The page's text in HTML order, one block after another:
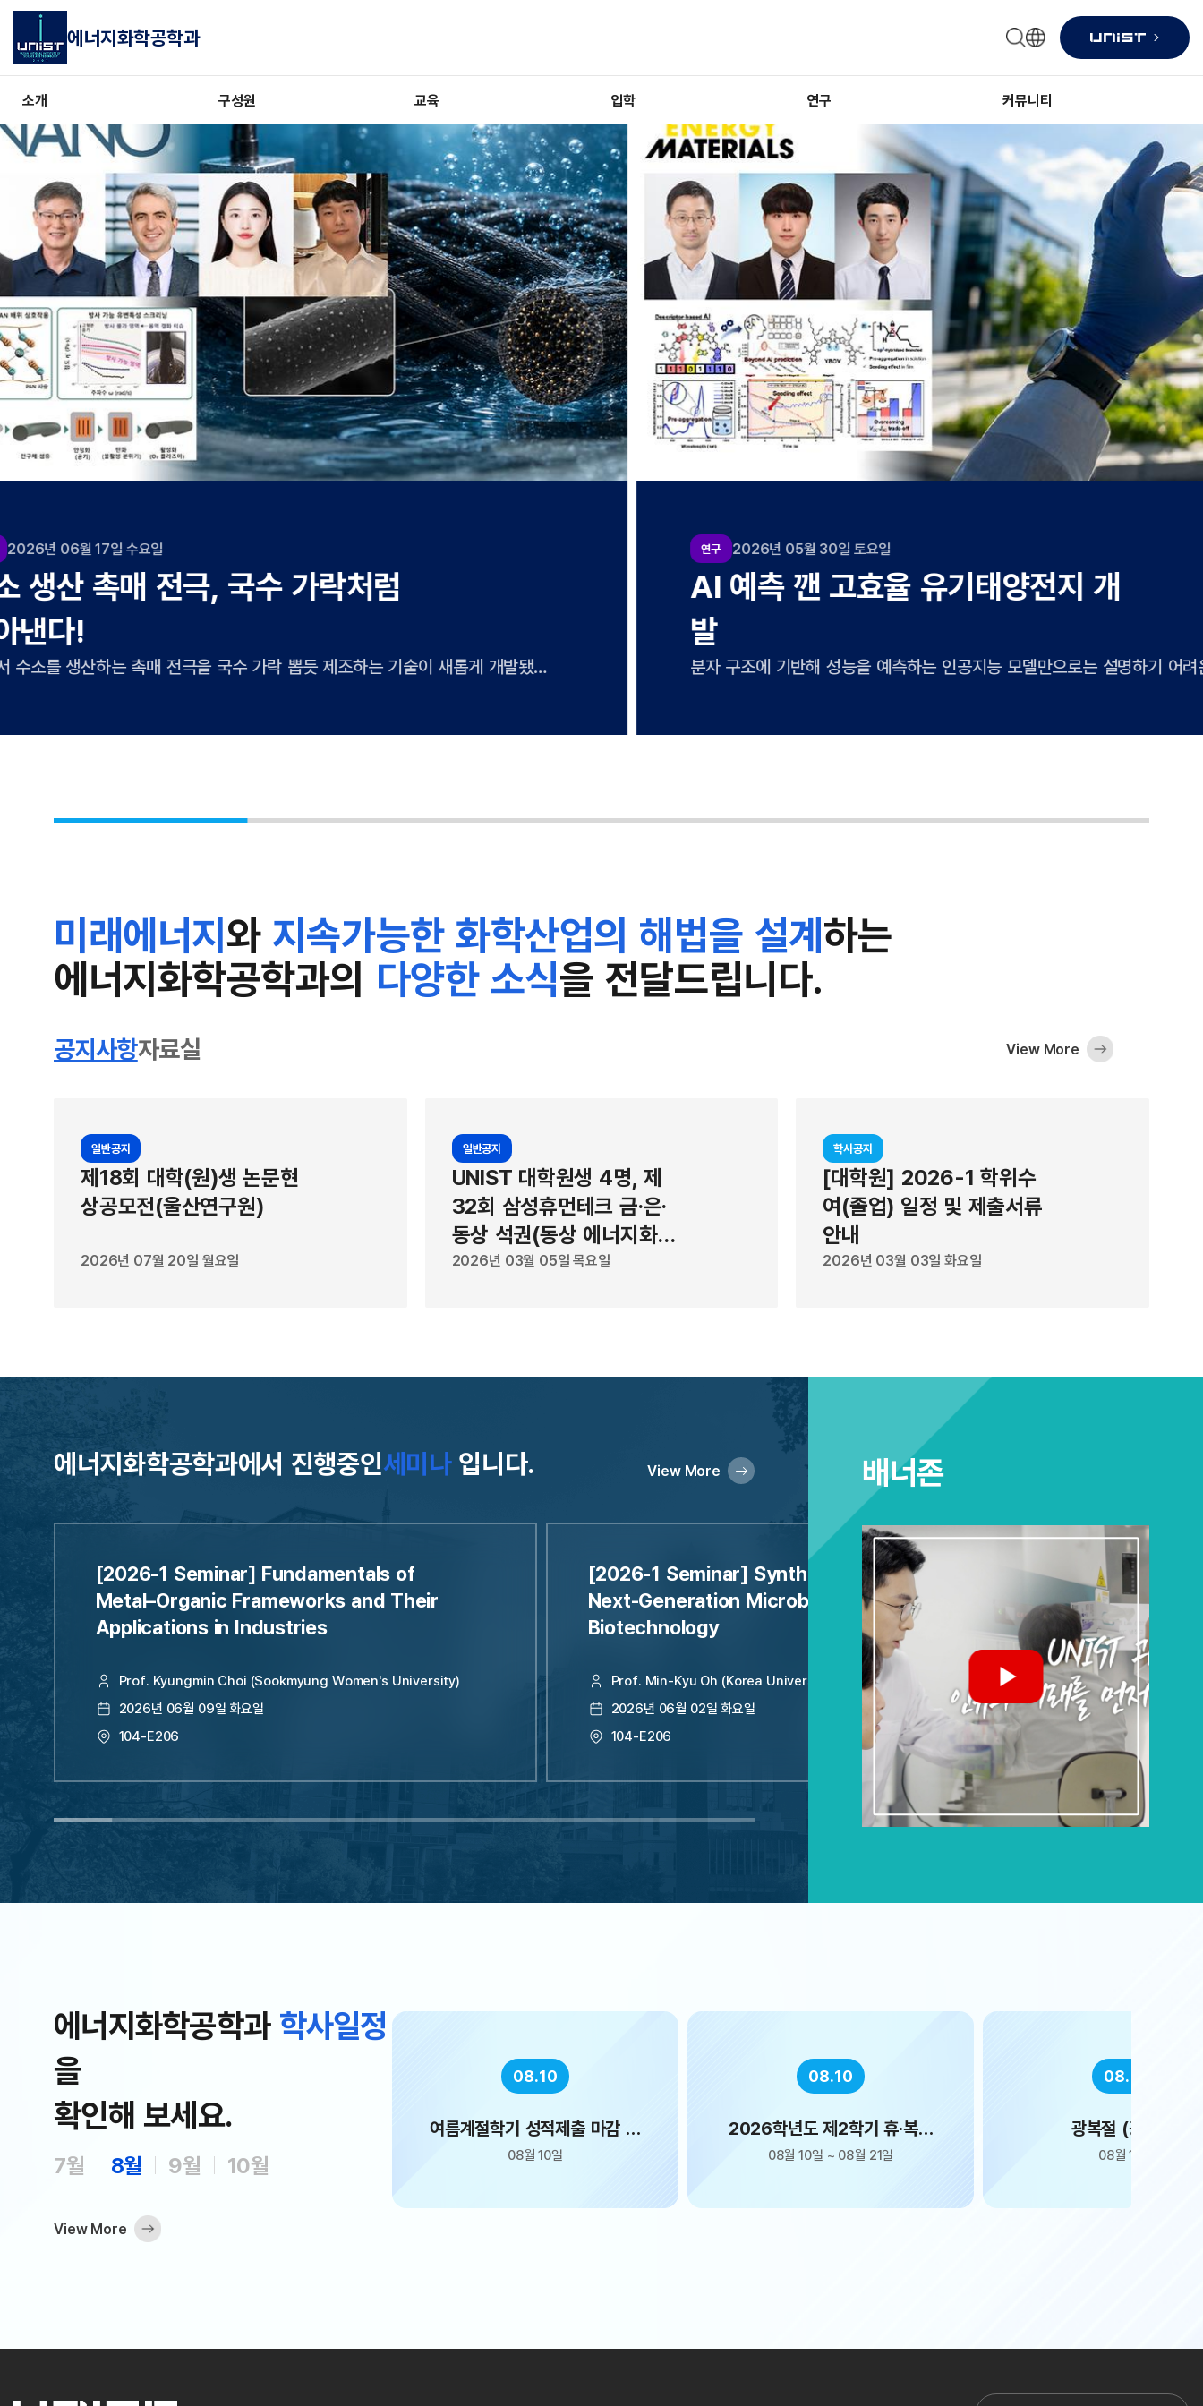
에너지화학공학과
소개 구성원 교육 입학 연구 커뮤니티
연구 2026년 05월 30일 토요일
AI 예측 깬 고효율 유기태양전지 개
발
분자 구조에 기반해 성능을 예측하는 인공지능 모델만으로는 설명하기 어려운 고효율
박막이 만들어지는 과정에서 결정 성장의 씨앗처럼 작용해 광활성층 박막의 분자 배열
을 더 질서 있게 만들어주고 전지 성능이 개선된다. 광활성층은 태양빛을 받아 전하입
자를 만드는 물질 층으로 광활성층 결정 배열이 반듯할수록 전지 성능이 좋아진다. 실
용매에 분자를 녹여 제조했을 때도 최대 19.67%의 높은 광전변환 효율을 기록했다.
또 YBOV는 다양한 광활성층 원료 조합에서도 뭉침 효과를 발휘해 전지 효율을 높일
분자를 첨가제처럼 소량 사용한 경우에도 모두 대조군보다 효율이 올라갔다. 이 같은
분자 간의 뭉침 효과는 유기태양전지의 성능을 예측하는 AI 모델에서는 잡아낼 수 없
는 것으로 나타났다. 연구진이 750개의 유기태양전지 데이터를 학습시켜 만든 AI 모
델이 유독 YBOV 분자가 들어간 유기태양전지의 개방전압을 낮게 예측한 것이다. AI
모델은 분자 하나의 구조만 보고 예측하기 때문에, 용액 속에서 분자들이 뭉치며 나타
대 유기태양전지의 상용화 가능성을 높일 수 있을 것으로 기대된다”고 설명했다. 이번
(Advanced Energy Materials)에 4월 20일 게재됐으며, 과학기술정보통신부 한국
연구 2026년 05월 22일 금요일
물 한 방울로 껐다 켰다 할 수 있는
수분을 머금으면 빛이 약해지는 복합 광소재가 개발됐다. 밝
들이 기름 방울에 갇혀 있고, 이 기름 방울들이 다시 돔 형태
가둬진 구조 덕분이다. 이 구조에서는 근적외선이 하이드로젤
가지 못하고, 기름 방울 사이에서 산란되면서 오래 머물게 된
하이드로젤이 수분을 머금으면 빛이 흩어지는 정도가 줄어들
선도 줄어들어 발광이 약해진다. 박정훈 교수팀은 이러한 구
변환 나노입자로 글자, 이모지 등을 만들고, 그 위를 밝게 빛
덮었다. 건조 상태에서는 근적외선을 비추어도 돔의 강한 빛
림이 보이지 않지만, 물을 머금으면 돔의 빛이 약해져 아래층
QR 코드 인식 시연은 반대로 건조 상태에서만 QR 코드가 인
드로젤 돔 영역과 상대적으로 어두운 고분자 영역을 조합해
밝은 상태의 변화가 4% 미만에 그쳤다. 응답성도 빨라, 물이
기가 약해지기 시작하고, 수 초 안에 눈에 띄게 어두워진다.
은 “상향변환 나노입자 자체를 복잡하게 바꾸지 않고도, 하이
동하는 길을 설계해 발광을 크게 높인 기술”이라고 설명했다.
자의 발광 색상과 하이드로젤 돔 패턴을 자유롭게 프로그래
단순해 보안 기술 분야뿐만 아니라 웨어러블 센서나 디스플레
확장할 수 있을 것”이라고 말했다. 이번 연구 결과는 세계적
머터리얼즈(Advanced Functional Materials)에 4월 20일
정보통신부 한국연구재단의 지원을 받아 이뤄졌다.
미래에너지와 지속가능한 화학산업의 해법을 설계하는
에너지화학공학과의 다양한 소식을 전달드립니다.
공지사항자료실
일반공지
제18회 대학(원)생 논문현
상공모전(울산연구원)
2026년 07월 20일 월요일
일반공지
UNIST 대학원생 4명, 제
32회 삼성휴먼테크 금·은·
동상 석권(동상 에너지화학
공학과 장유진)
2026년 03월 05일 목요일
학사공지
[대학원] 2026-1 학위수
여(졸업) 일정 및 제출서류
안내
2026년 03월 03일 화요일
View More
에너지화학공학과에서 진행중인세미나입니다.
[2026-1 Seminar] Fundamentals of
Metal–Organic Frameworks and Their
Applications in Industries
Prof. Kyungmin Choi (Sookmyung Women's University)
2026년 06월 09일 화요일
104-E206
[2026-1 Seminar] Synthetic Biology for
Next-Generation Microbial
Biotechnology
Prof. Min-Kyu Oh (Korea University)
2026년 06월 02일 화요일
104-E206
[2026-1
Thermal Energy for Carbon-Neutral
Power and
Prof. Sung-
2026년 05월 19
104-E206
View More 배너존
에너지화학공학과 학사일정
을
확인해 보세요.
7월 8월 9월 10월
View More
여름계절학기 성적제출 마감 및
확정
08월 10일
08.10
2026학년도 제2학기 휴·복학
신청 (2차)
08월 10일 ~ 08월 21일
08.15
광복절 (공휴일)
08월 15일
08.17
대체공휴일 (광복절)
08월 17일